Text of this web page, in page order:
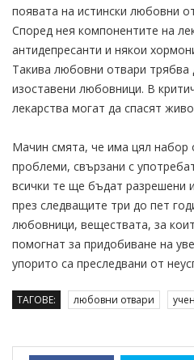
появата на истински любовни
Според нея компонентите на
антидепресанти и някои
Такива любовни отвари трябва
изоставени любовници. В
лекарства могат да спасят
Мачин смята, че има цял набор
проблеми, свързани с
всички те ще бъдат разрешени
през следващите три до пет
любовници, веществата, за
помогнат за придобиване на
упорито са преследвани от
ТАГОВЕ: любовни отвари